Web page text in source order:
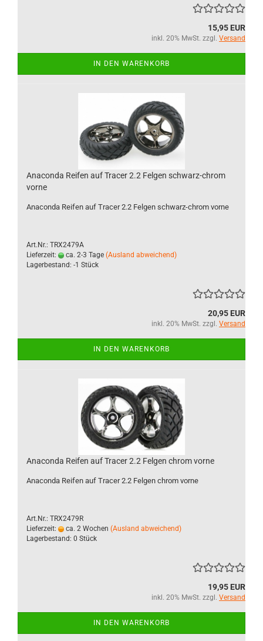
15,95 EUR
inkl. 20% MwSt. zzgl. Versand
IN DEN WARENKORB
Anaconda Reifen auf Tracer 2.2 Felgen schwarz-chrom
vorne
Anaconda Reifen auf Tracer 2.2 Felgen schwarz-chrom vorne
Art.Nr.: TRX2479A
Lieferzeit:
ca. 2-3 Tage (Ausland abweichend)
Lagerbestand: -1 Stück
20,95 EUR
inkl. 20% MwSt. zzgl. Versand
IN DEN WARENKORB
Anaconda Reifen auf Tracer 2.2 Felgen chrom vorne
Anaconda Reifen auf Tracer 2.2 Felgen chrom vorne
Art.Nr.: TRX2479R
Lieferzeit:
ca. 2 Wochen (Ausland abweichend)
Lagerbestand: 0 Stück
19,95 EUR
inkl. 20% MwSt. zzgl. Versand
IN DEN WARENKORB